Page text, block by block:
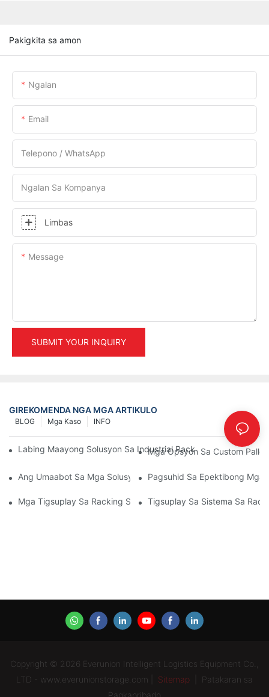
Pakigkita sa amon
Ngalan
Email
Telepono / WhatsApp
Ngalan Sa Kompanya
Limbas
Message
SUBMIT YOUR INQUIRY
GIREKOMENDA NGA MGA ARTIKULO
INFO
Mga Kaso
BLOG
Labing Maayong Solusyon Sa Industrial Racking Para Sa
Mga Opsyon Sa Custom
Ang Umaabot Sa Mga Solusyon Sa Pallet Rack: Mga Uso Ug
Pagsuhid Sa Epektibong Mga
Mga Tigsuplay Sa Racking Sa Bodega: Unsay Pangitaon
Tigsuplay Sa Sistema Sa
Copyright © 2026 Everunion Intelligent Logistics Equipment Co.,
LTD - www.everunionstorage.com |
Sitemap
Patakaran sa
Pagkapribado